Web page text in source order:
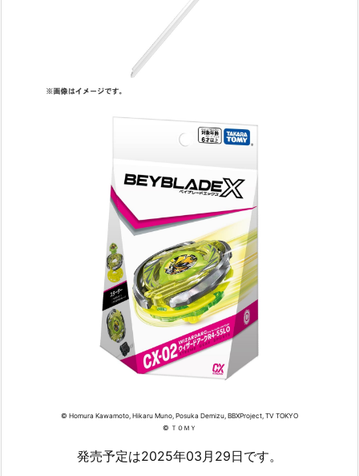
© Homura Kawamoto, Hikaru Muno, Posuka Demizu, BBXProject, TV TOKYO
© ＴＯＭＹ
発売予定は2025年03月29日です。